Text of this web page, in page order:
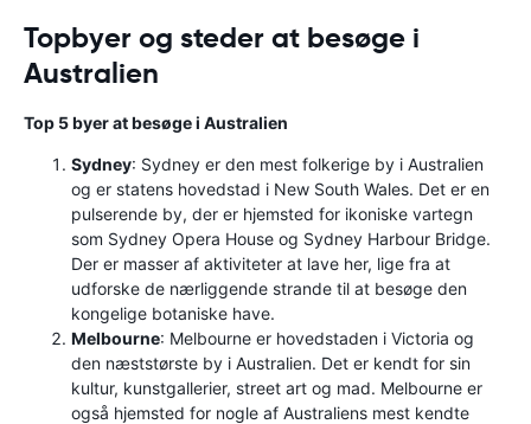
Topbyer og steder at besøge i
Australien
Top 5 byer at besøge i Australien
Sydney: Sydney er den mest folkerige by i Australien
og er statens hovedstad i New South Wales. Det er en
pulserende by, der er hjemsted for ikoniske vartegn
som Sydney Opera House og Sydney Harbour Bridge.
Der er masser af aktiviteter at lave her, lige fra at
udforske de nærliggende strande til at besøge den
kongelige botaniske have.
Melbourne: Melbourne er hovedstaden i Victoria og
den næststørste by i Australien. Det er kendt for sin
kultur, kunstgallerier, street art og mad. Melbourne er
også hjemsted for nogle af Australiens mest kendte